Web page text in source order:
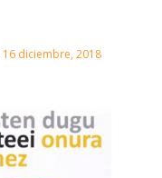
16 diciembre, 2018